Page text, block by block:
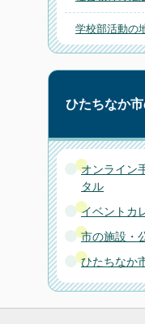
学校部活動の
ひたちなか
オンライン
タル
イベントカ
市の施設・
ひたちなか